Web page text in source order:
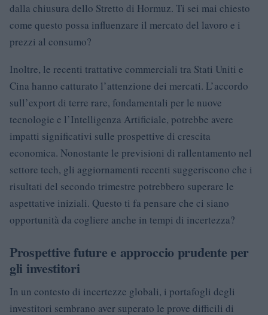
dalla chiusura dello Stretto di Hormuz. Ti sei mai chiesto
come questo possa influenzare il mercato del lavoro e i
prezzi al consumo?
Inoltre, le recenti trattative commerciali tra Stati Uniti e
Cina hanno catturato l’attenzione dei mercati. L’accordo
sull’export di terre rare, fondamentali per le nuove
tecnologie e l’Intelligenza Artificiale, potrebbe avere
impatti significativi sulle prospettive di crescita
economica. Nonostante le previsioni di rallentamento nel
settore tech, gli aggiornamenti recenti suggeriscono che i
risultati del secondo trimestre potrebbero superare le
aspettative iniziali. Questo ti fa pensare che ci siano
opportunità da cogliere anche in tempi di incertezza?
Prospettive future e approccio prudente per
gli investitori
In un contesto di incertezze globali, i portafogli degli
investitori sembrano aver superato le prove difficili di